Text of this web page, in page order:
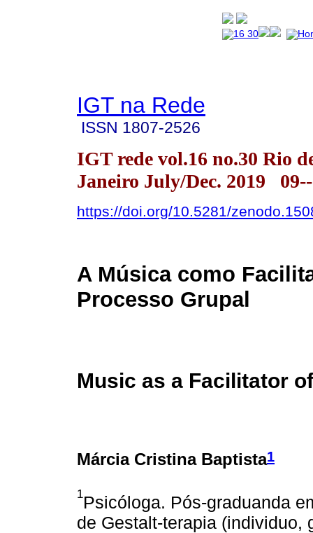
IGT na Rede
ISSN 1807-2526
IGT rede vol.16 no.30 Rio
Janeiro July/Dec. 2019
https://doi.org/10.5281/
A Música como
Processo Grupal
Music as a Facilitator
Márcia Cristina Baptista1
1Psicóloga. Pós-graduanda
de Gestalt-terapia (individuo,